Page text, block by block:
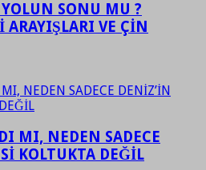
SONU MU ?
VE ÇİN
MI, NEDEN SADECE
KOLTUKTA DEĞİL